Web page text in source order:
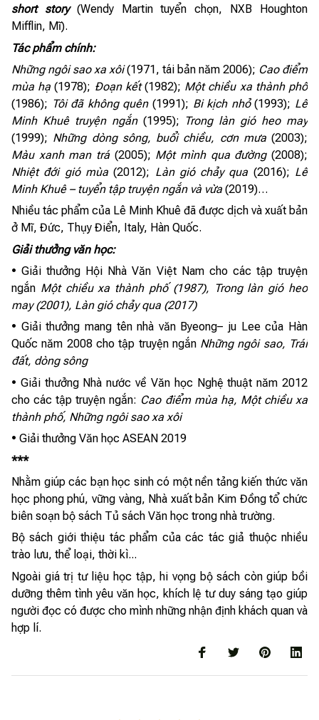
short story (Wendy Martin tuyển chọn, NXB Houghton
Mifflin, Mĩ).
Tác phẩm chính:
Những ngôi sao xa xôi(1971, tái bản năm 2006); Cao điểm
mùa hạ(1978); Đoạn kết(1982); Một chiều xa thành phố
(1986); Tôi đã không quên(1991); Bi kịch nhỏ(1993); Lê
Minh Khuê truyện ngắn (1995); Trong làn gió heo may
(1999); Những dòng sông, buổi chiều, cơn mưa (2003);
Màu xanh man trá (2005); Một mình qua đường(2008);
Nhiệt đới gió mùa(2012); Làn gió chảy qua (2016); Lê
Minh Khuê – tuyển tập truyện ngắn và vừa (2019)…
Nhiều tác phẩm của Lê Minh Khuê đã được dịch và xuất bản
ở Mĩ, Đức, Thụy Điển, Italy, Hàn Quốc.
Giải thưởng văn học:
• Giải thưởng Hội Nhà Văn Việt Nam cho các tập truyện
ngắn Một chiều xa thành phố (1987), Trong làn gió heo
may (2001), Làn gió chảy qua (2017)
• Giải thưởng mang tên nhà văn Byeong– ju Lee của Hàn
Quốc năm 2008 cho tập truyện ngắn Những ngôi sao, Trái
đất, dòng sông
• Giải thưởng Nhà nước về Văn học Nghệ thuật năm 2012
cho các tập truyện ngắn: Cao điểm mùa hạ, Một chiều xa
thành phố, Những ngôi sao xa xôi
• Giải thưởng Văn học ASEAN 2019
***
Nhằm giúp các bạn học sinh có một nền tảng kiến thức văn
học phong phú, vững vàng, Nhà xuất bản Kim Đồng tổ chức
biên soạn bộ sách Tủ sách Văn học trong nhà trường.
Bộ sách giới thiệu tác phẩm của các tác giả thuộc nhiều
trào lưu, thể loại, thời kì...
Ngoài giá trị tư liệu học tập, hi vọng bộ sách còn giúp bồi
dưỡng thêm tình yêu văn học, khích lệ tư duy sáng tạo giúp
người đọc có được cho mình những nhận định khách quan và
hợp lí.